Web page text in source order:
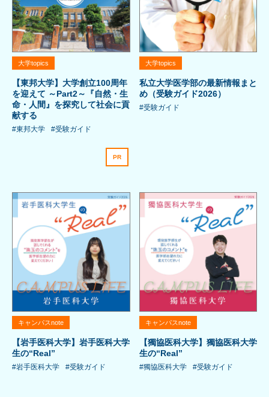
大学topics
【東邦大学】大学創立100周年
を迎えて ～Part2～『自然・生
命・人間』を探究して社会に貢
献する
#東邦大学 #受験ガイド
PR
大学topics
私立大学医学部の最新情報まと
め（受験ガイド2026）
#受験ガイド
キャンパスnote
【岩手医科大学】岩手医科大学
生の“Real”
#岩手医科大学 #受験ガイド
キャンパスnote
【獨協医科大学】獨協医科大学
生の“Real”
#獨協医科大学 #受験ガイド